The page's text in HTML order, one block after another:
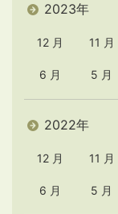
2023年
12 月 11 月
6 月 5 月
2022年
12 月 11 月
6 月 5 月